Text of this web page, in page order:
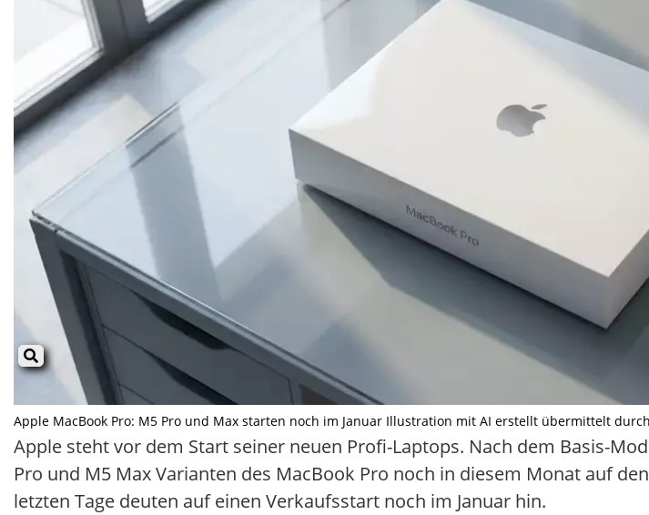
Apple MacBook Pro: M5 Pro und Max starten noch im Januar Illustration mit AI erstellt übermittelt
Apple steht vor dem Start seiner neuen Profi-Laptops. Nach dem Basis-
Pro und M5 Max Varianten des MacBook Pro noch in diesem Monat auf
letzten Tage deuten auf einen Verkaufsstart noch im Januar hin.